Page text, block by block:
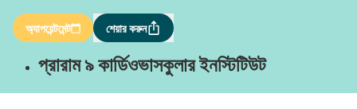
অ্যাপয়েন্টমেন্ট শেয়ার করুন
প্রারাম ৯ কার্ডিওভাসকুলার ইনস্টিটিউট